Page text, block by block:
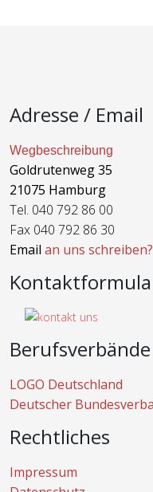
Adresse / Email
Wegbeschreibung
Goldrutenweg 35
21075 Hamburg
Tel. 040 792 86 00
Fax 040 792 86 30
Email an uns schreiben?
Berufsverbände
LOGO Deutschland
Deutscher
Rechtliches
Impressum